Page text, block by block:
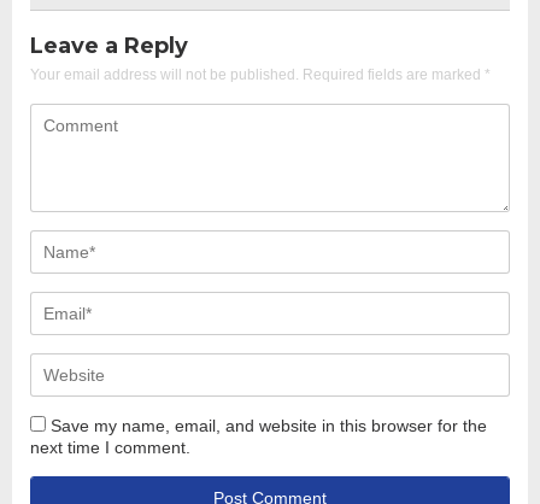
Leave a Reply
Your email address will not be published. Required fields are marked *
Save my name, email, and website in this browser for the
next time I comment.